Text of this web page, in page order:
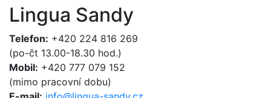
Lingua Sandy
Telefon: +420 224 816 269
(po-čt 13.00-18.30 hod.)
Mobil: +420 777 079 152
(mimo pracovní dobu)